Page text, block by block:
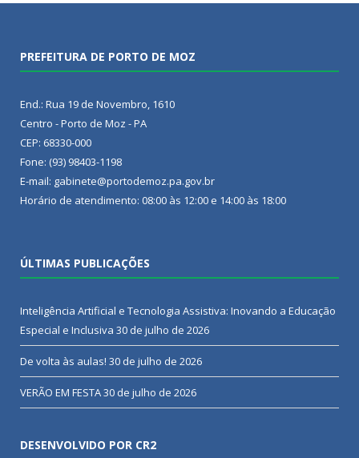
PREFEITURA DE PORTO DE MOZ
End.: Rua 19 de Novembro, 1610
Centro - Porto de Moz - PA
CEP: 68330-000
Fone: (93) 98403-1198
E-mail: gabinete@portodemoz.pa.gov.br
Horário de atendimento: 08:00 às 12:00 e 14:00 às 18:00
ÚLTIMAS PUBLICAÇÕES
Inteligência Artificial e Tecnologia Assistiva: Inovando a Educação
Especial e Inclusiva 30 de julho de 2026
De volta às aulas! 30 de julho de 2026
VERÃO EM FESTA30 de julho de 2026
DESENVOLVIDO POR CR2